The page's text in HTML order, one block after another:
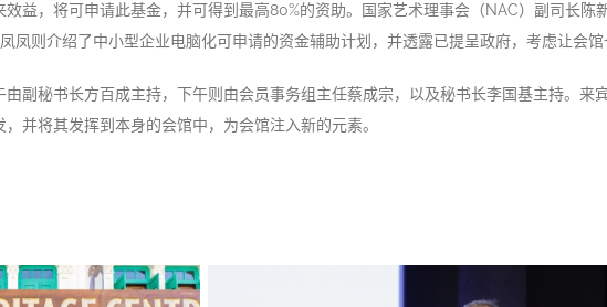
益，将可申请此基金，并可得到最高80%的资助。国家艺术理事会（NAC）副司长
凤则介绍了中小型企业电脑化可申请的资金辅助计划，并透露已提呈政府，考虑让会馆
副秘书长方百成主持，下午则由会员事务组主任蔡成宗，以及秘书长李国基主持。
并将其发挥到本身的会馆中，为会馆注入新的元素。